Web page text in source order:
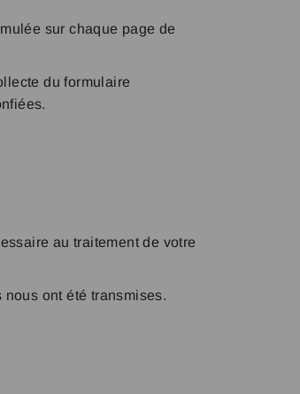
sur chaque page de
du formulaire
au traitement de votre
ont été transmises.